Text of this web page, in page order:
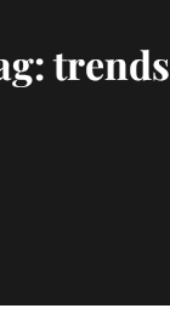
trends